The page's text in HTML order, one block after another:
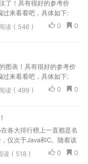
了！具有很好的参考价
过来看看吧，具体如下:
0
0
读 ( 546 )
图表！具有很好的参考价
过来看看吧，具体如下:
0
0
读 ( 499 )
各大排行榜上一直都是名
仅次于Java和C。随着该
试框架也应运而生，且不0
0
读 ( 518 )